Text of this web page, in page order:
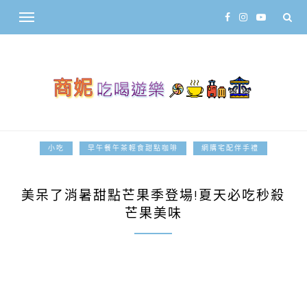
小吃 早午餐午茶輕食甜點咖啡 網購宅配伴手禮
美呆了消暑甜點芒果季登場!夏天必吃秒殺
芒果美味